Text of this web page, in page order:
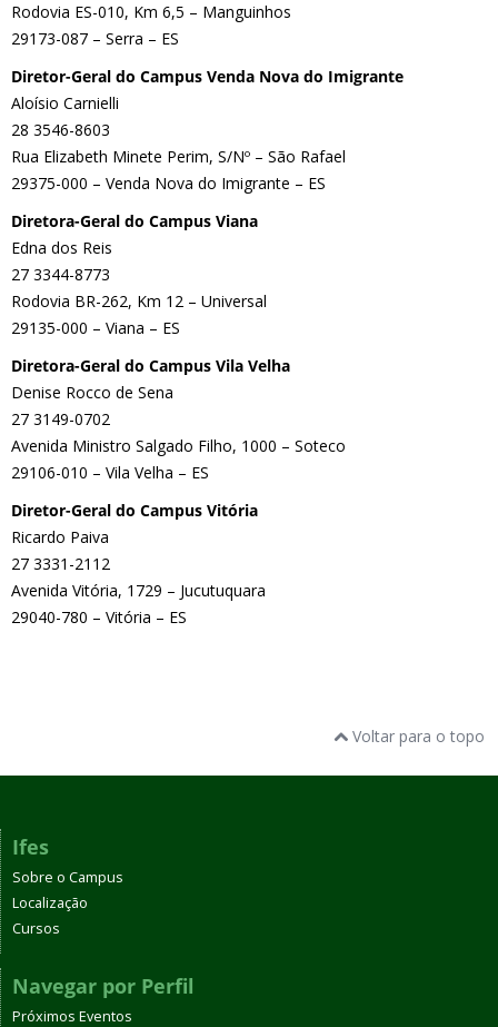
Rodovia ES-010, Km 6,5 – Manguinhos
29173-087 – Serra – ES
Diretor-Geral do Campus Venda Nova do Imigrante
Aloísio Carnielli
28 3546-8603
Rua Elizabeth Minete Perim, S/Nº – São Rafael
29375-000 – Venda Nova do Imigrante – ES
Diretora-Geral do Campus Viana
Edna dos Reis
27 3344-8773
Rodovia BR-262, Km 12 – Universal
29135-000 – Viana – ES
Diretora-Geral do Campus Vila Velha
Denise Rocco de Sena
27 3149-0702
Avenida Ministro Salgado Filho, 1000 – Soteco
29106-010 – Vila Velha – ES
Diretor-Geral do Campus Vitória
Ricardo Paiva
27 3331-2112
Avenida Vitória, 1729 – Jucutuquara
29040-780 – Vitória – ES
Voltar para o topo
Ifes
Sobre o Campus
Localização
Cursos
Navegar por Perfil
Próximos Eventos